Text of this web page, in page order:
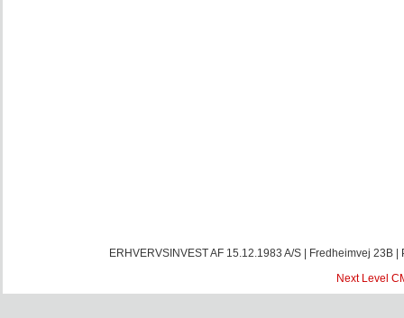
ERHVERVSINVEST AF 15.12.1983 A/S | Fredheimvej
Next Level